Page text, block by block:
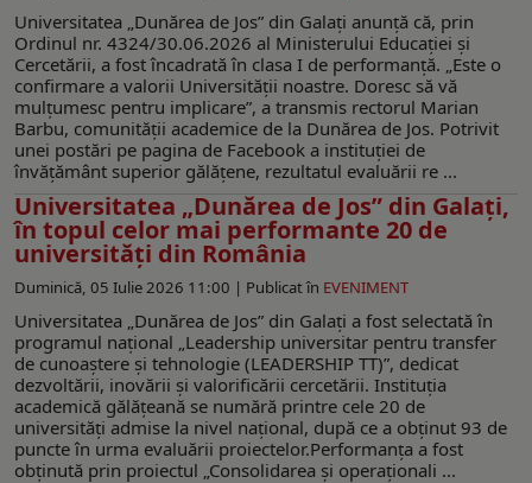
Universitatea „Dunărea de Jos” din Galați anunță că, prin
Ordinul nr. 4324/30.06.2026 al Ministerului Educației și
Cercetării, a fost încadrată în clasa I de performanță. „Este o
confirmare a valorii Universității noastre. Doresc să vă
mulțumesc pentru implicare”, a transmis rectorul Marian
Barbu, comunității academice de la Dunărea de Jos. Potrivit
unei postări pe pagina de Facebook a instituției de
învățământ superior gălățene, rezultatul evaluării re ...
Universitatea „Dunărea de Jos” din Galați,
în topul celor mai performante 20 de
universități din România
Duminică, 05 Iulie 2026 11:00 | Publicat în EVENIMENT
Universitatea „Dunărea de Jos” din Galați a fost selectată în
programul național „Leadership universitar pentru transfer
de cunoaștere și tehnologie (LEADERSHIP TT)”, dedicat
dezvoltării, inovării și valorificării cercetării. Instituția
academică gălățeană se numără printre cele 20 de
universități admise la nivel național, după ce a obținut 93 de
puncte în urma evaluării proiectelor.Performanța a fost
obținută prin proiectul „Consolidarea și operaționali ...